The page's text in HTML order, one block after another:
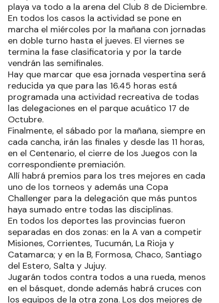
playa va todo a la arena del Club 8 de Diciembre.
En todos los casos la actividad se pone en
marcha el miércoles por la mañana con jornadas
en doble turno hasta el jueves. El viernes se
termina la fase clasificatoria y por la tarde
vendrán las semifinales.
Hay que marcar que esa jornada vespertina será
reducida ya que para las 16.45 horas está
programada una actividad recreativa de todas
las delegaciones en el parque acuático 17 de
Octubre.
Finalmente, el sábado por la mañana, siempre en
cada cancha, irán las finales y desde las 11 horas,
en el Centenario, el cierre de los Juegos con la
correspondiente premiación.
Allí habrá premios para los tres mejores en cada
uno de los torneos y además una Copa
Challenger para la delegación que más puntos
haya sumado entre todas las disciplinas.
En todos los deportes las provincias fueron
separadas en dos zonas: en la A van a competir
Misiones, Corrientes, Tucumán, La Rioja y
Catamarca; y en la B, Formosa, Chaco, Santiago
del Estero, Salta y Jujuy.
Jugarán todos contra todos a una rueda, menos
en el básquet, donde además habrá cruces con
los equipos de la otra zona. Los dos mejores de